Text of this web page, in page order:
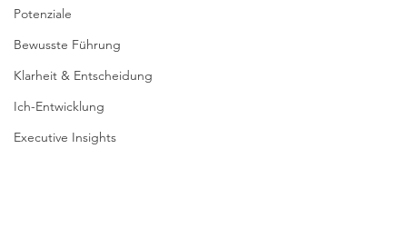
Potenziale
Bewusste Führung
Klarheit & Entscheidung
Ich-Entwicklung
Executive Insights